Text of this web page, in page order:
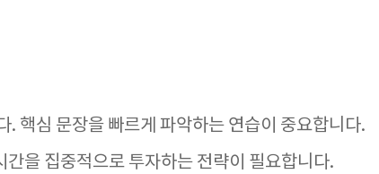
. 핵심 문장을 빠르게 파악하는 연습이 중요합니다.
을 집중적으로 투자하는 전략이 필요합니다.